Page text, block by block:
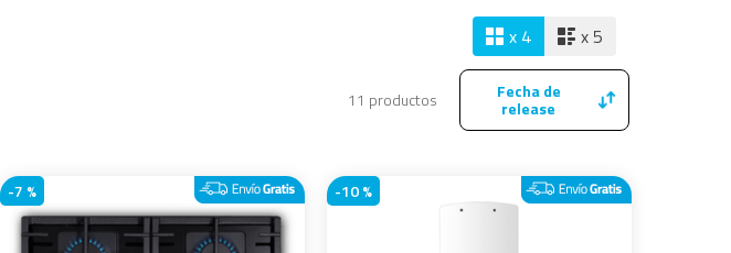
x 4
x 5
11 productos Fecha de
release
-7 % -10 %